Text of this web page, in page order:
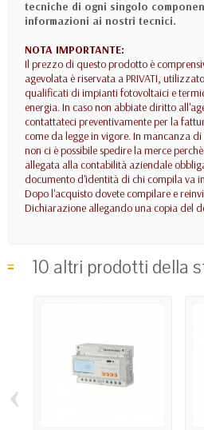
tecniche di ogni singolo
informazioni ai nostri tecnici.
NOTA IMPORTANTE:
Il prezzo di questo prodotto è
agevolata è riservata a PRIVATI,
qualificati di impianti fotovoltaici e
energia. In caso non abbiate diritto
contattateci preventivamente per la
come da legge in vigore. In mancanza
non ci è possibile spedire la merce
allegata alla contabilità aziendale
documento d'identità di chi compila va
Dopo l'acquisto dovete compilare e
Dichiarazione allegando una copia del
10 altri prodotti della
‹